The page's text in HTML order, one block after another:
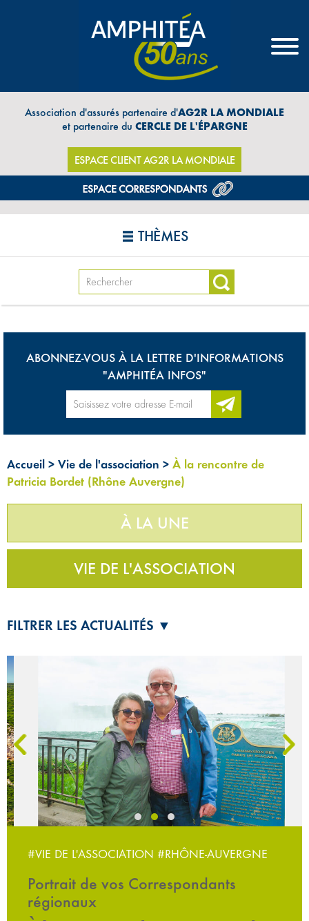
Association d'assurés partenaire d'AG2R LA MONDIALE
et partenaire du CERCLE DE L'ÉPARGNE
ESPACE CLIENT AG2R LA MONDIALE
THÈMES
ABONNEZ-VOUS À LA LETTRE D'INFORMATIONS
"AMPHITÉA INFOS"
Accueil > Vie de l'association > À la rencontre de
Patricia Bordet (Rhône Auvergne)
À LA UNE
VIE DE L'ASSOCIATION
FILTRER LES ACTUALITÉS ▼
‹ ›
#VIE DE L'ASSOCIATION #RHÔNE-AUVERGNE
Portrait de vos Correspondants
régionaux